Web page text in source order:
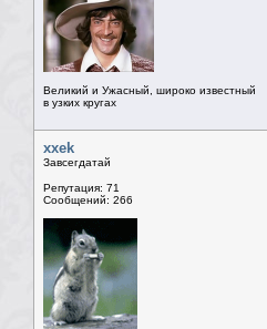
Великий и Ужасный, широко известный
в узких кругах
xxek
Завсегдатай
Репутация: 71
Сообщений: 266